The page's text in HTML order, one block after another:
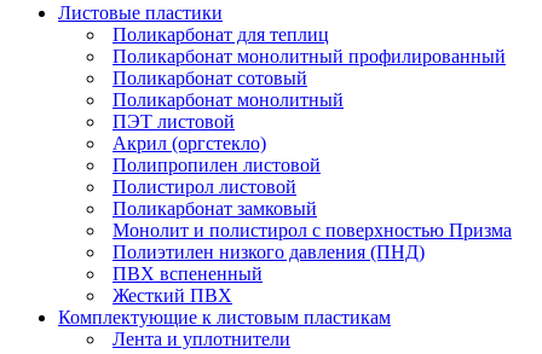
Листовые пластики
Поликарбонат для теплиц
Поликарбонат монолитный профилированный
Поликарбонат сотовый
Поликарбонат монолитный
ПЭТ листовой
Акрил (оргстекло)
Полипропилен листовой
Полистирол листовой
Поликарбонат замковый
Монолит и полистирол с поверхностью Призма
Полиэтилен низкого давления (ПНД)
ПВХ вспененный
Жесткий ПВХ
Комплектующие к листовым пластикам
Лента и уплотнители